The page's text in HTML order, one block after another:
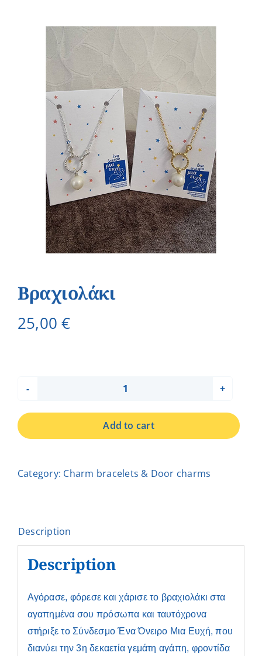
Products
Contact us
Donations
Βραχιολάκι
25,00€
Βραχιολάκι
quantity
Add to cart
Category: Charm bracelets & Door charms
Description
Description
Αγόρασε, φόρεσε και χάρισε το βραχιολάκι στα
αγαπημένα σου πρόσωπα και ταυτόχρονα
στήριξε το Σύνδεσμο Ένα Όνειρο Μια Ευχή, που
διανύει την 3η δεκαετία γεμάτη αγάπη, φροντίδα